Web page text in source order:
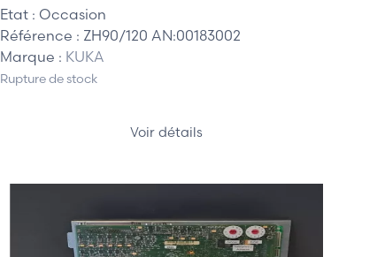
Etat : Occasion
Référence : ZH90/120 AN:00183002
Marque : KUKA
Rupture de stock
Voir détails